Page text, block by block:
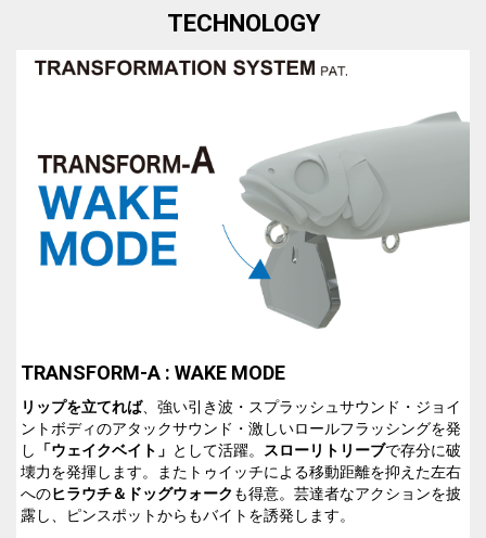
TECHNOLOGY
TRANSFORM-A : WAKE MODE
リップを立てれば、強い引き波・スプラッシュサウンド・ジョイ
ントボディのアタックサウンド・激しいロールフラッシングを発
し
「ウェイクベイト」 として活躍。 スローリトリーブで存分に破
壊力を発揮します。またトゥイッチによる移動距離を抑えた左右
へのヒラウチ＆ドッグウォーク も得意。芸達者なアクションを披
露し、ピンスポットからもバイトを誘発します。